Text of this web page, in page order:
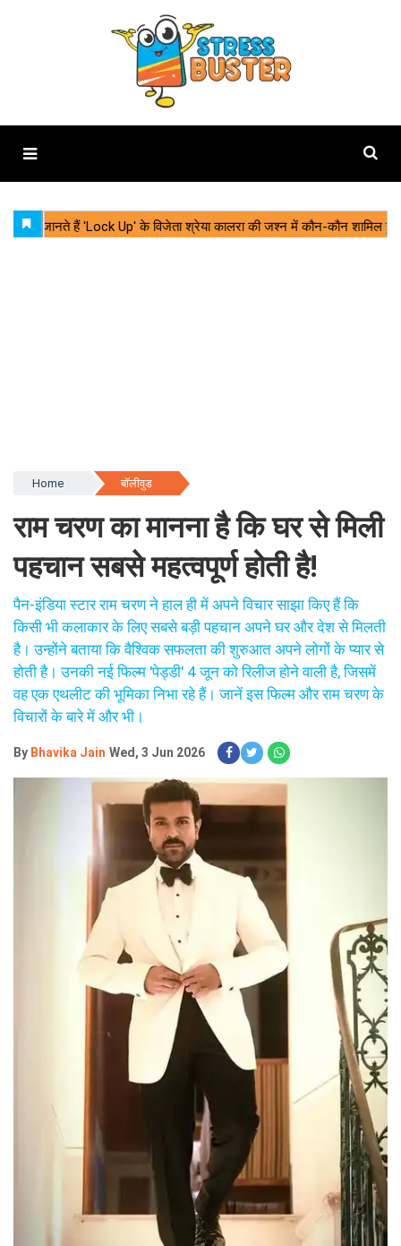
Home बॉलीवुड
राम चरण का मानना है कि घर से मिली
पहचान सबसे महत्वपूर्ण होती है!
पैन-इंडिया स्टार राम चरण ने हाल ही में अपने विचार साझा किए हैं कि
किसी भी कलाकार के लिए सबसे बड़ी पहचान अपने घर और देश से मिलती
है। उन्होंने बताया कि वैश्विक सफलता की शुरुआत अपने लोगों के प्यार से
होती है। उनकी नई फिल्म 'पेड्डी' 4 जून को रिलीज होने वाली है, जिसमें
वह एक एथलीट की भूमिका निभा रहे हैं। जानें इस फिल्म और राम चरण के
विचारों के बारे में और भी।
By Bhavika Jain Wed, 3 Jun 2026